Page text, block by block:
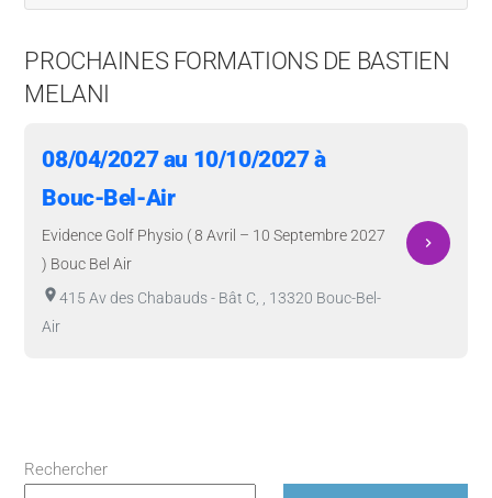
PROCHAINES FORMATIONS DE BASTIEN
MELANI
08/04/2027 au 10/10/2027 à
Bouc-Bel-Air
Evidence Golf Physio ( 8 Avril – 10 Septembre 2027
) Bouc Bel Air
room415 Av des Chabauds - Bât C, , 13320 Bouc-Bel-
Air
navigate_next
Rechercher